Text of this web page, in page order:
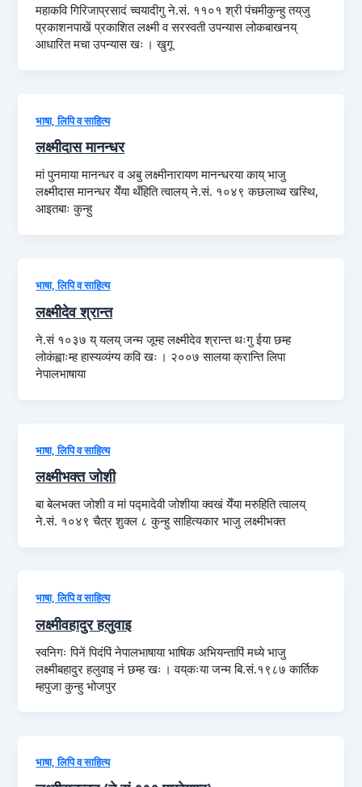
महाकवि गिरिजाप्रसादं च्वयादीगु ने.सं. ११०१ श्री पंचमीकुन्हु तय्‌जु
प्रकाशनपाखें प्रकाशित लक्ष्मी व सरस्वती उपन्यास लोकबाखनय्
आधारित मचा उपन्यास खः । खुगू
भाषा, लिपि व साहित्य
लक्ष्मीदास मानन्धर
मां पुनमाया मानन्धर व अबु लक्ष्मीनारायण मानन्धरया काय् भाजु
लक्ष्मीदास मानन्धर येँया थँहिति त्वालय् ने.सं. १०४९ कछलाथ्व खस्थि,
आइतबाः कुन्हु
भाषा, लिपि व साहित्य
लक्ष्मीदेव श्रान्त
ने.सं १०३७ य् यलय् जन्म जूम्ह लक्ष्मीदेव श्रान्त थःगु ईया छम्ह
लोकंह्वाःम्ह हास्यव्यंग्य कवि खः । २००७ सालया क्रान्ति लिपा
नेपालभाषाया
भाषा, लिपि व साहित्य
लक्ष्मीभक्त जोशी
बा बेलभक्त जोशी व मां पद्मादेवी जोशीया क्वखं येँया मरुहिति त्वालय्
ने.सं. १०४९ चैत्र शुक्ल ८ कुन्हु साहित्यकार भाजु लक्ष्मीभक्त
भाषा, लिपि व साहित्य
लक्ष्मीवहादुर हलुवाइ
स्वनिगः पिनें पिदंपिं नेपालभाषाया भाषिक अभियन्तापिं मध्ये भाजु
लक्ष्मीबहादुर हलुवाइ नं छम्ह खः । वय्‌कःया जन्म बि.सं.१९८७ कार्तिक
म्हपुजा कुन्हु भोजपुर
भाषा, लिपि व साहित्य